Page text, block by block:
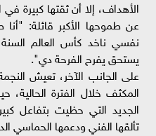
الأهداف، إلا أن ثقتها كبيرة
عن طموحها الأكبر قائلة:
نفسي ناخد كأس العالم
يستحق يفرح الفرحة دي".
​على الجانب الآخر، تعيش
المكثف خلال الفترة
الجديد التي حظيت بتفاعل
تألقها الفني ودعمها الحماسي